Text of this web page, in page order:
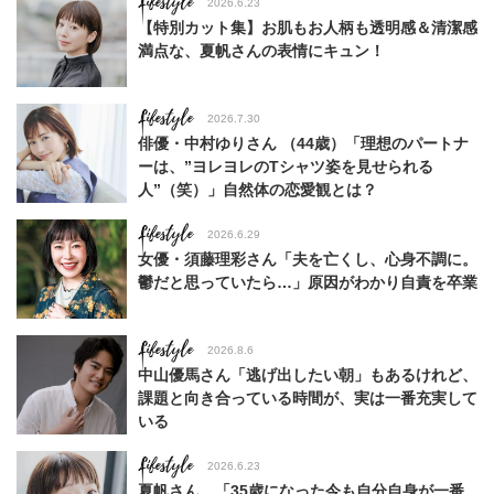
2026.6.23
【特別カット集】お肌もお人柄も透明感＆清潔感
満点な、夏帆さんの表情にキュン！
Lifestyle 2026.7.30
俳優・中村ゆりさん （44歳）「理想のパートナ
ーは、”ヨレヨレのTシャツ姿を見せられる
人”（笑）」自然体の恋愛観とは？
Lifestyle 2026.6.29
女優・須藤理彩さん「夫を亡くし、心身不調に。
鬱だと思っていたら…」原因がわかり自責を卒業
Lifestyle 2026.8.6
中山優馬さん「逃げ出したい朝」もあるけれど、
課題と向き合っている時間が、実は一番充実して
いる
Lifestyle 2026.6.23